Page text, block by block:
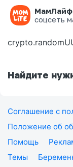
МамЛайф
соцсеть
Ошибка
Найдите
Соглашение с
Положение об
Помощь
Темы